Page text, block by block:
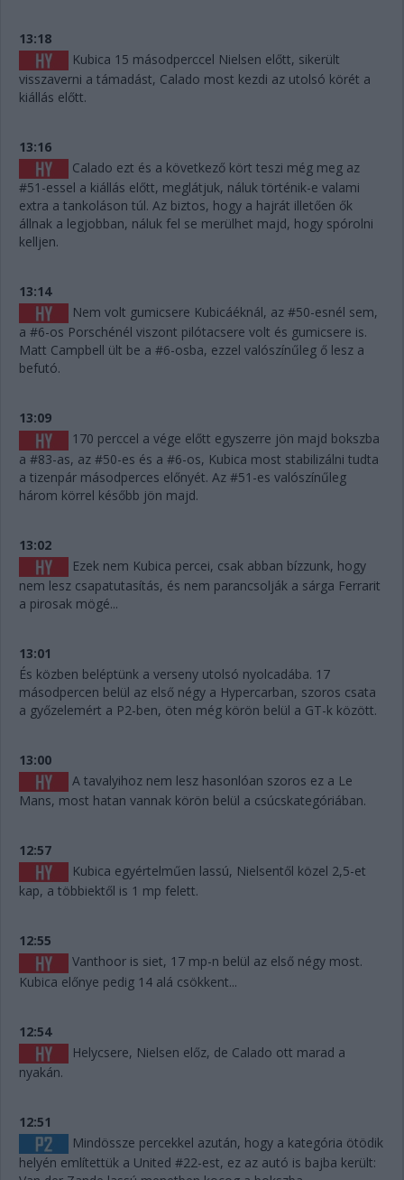
13:18
Kubica 15 másodperccel Nielsen előtt, sikerült
visszaverni a támadást, Calado most kezdi az utolsó körét a
kiállás előtt.
13:16
Calado ezt és a következő kört teszi még meg az
#51-essel a kiállás előtt, meglátjuk, náluk történik-e valami
extra a tankoláson túl. Az biztos, hogy a hajrát illetően ők
állnak a legjobban, náluk fel se merülhet majd, hogy spórolni
kelljen.
13:14
Nem volt gumicsere Kubicáéknál, az #50-esnél sem,
a #6-os Porschénél viszont pilótacsere volt és gumicsere is.
Matt Campbell ült be a #6-osba, ezzel valószínűleg ő lesz a
befutó.
13:09
170 perccel a vége előtt egyszerre jön majd bokszba
a #83-as, az #50-es és a #6-os, Kubica most stabilizálni tudta
a tizenpár másodperces előnyét. Az #51-es valószínűleg
három körrel később jön majd.
13:02
Ezek nem Kubica percei, csak abban bízzunk, hogy
nem lesz csapatutasítás, és nem parancsolják a sárga Ferrarit
a pirosak mögé...
13:01
És közben beléptünk a verseny utolsó nyolcadába. 17
másodpercen belül az első négy a Hypercarban, szoros csata
a győzelemért a P2-ben, öten még körön belül a GT-k között.
13:00
A tavalyihoz nem lesz hasonlóan szoros ez a Le
Mans, most hatan vannak körön belül a csúcskategóriában.
12:57
Kubica egyértelműen lassú, Nielsentől közel 2,5-et
kap, a többiektől is 1 mp felett.
12:55
Vanthoor is siet, 17 mp-n belül az első négy most.
Kubica előnye pedig 14 alá csökkent...
12:54
Helycsere, Nielsen előz, de Calado ott marad a
nyakán.
12:51
Mindössze percekkel azután, hogy a kategória ötödik
helyén említettük a United #22-est, ez az autó is bajba került: